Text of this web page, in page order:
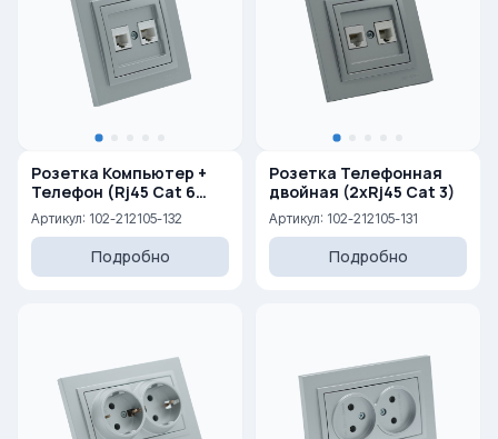
Розетка Компьютер +
Телефон (Rj45 Cat 6
+Rj45 Cat 3 )
Артикул: 102-212105-132
Подробно
Розетка Телефонная
двойная (2xRj45 Cat 3)
Артикул: 102-212105-131
Подробно